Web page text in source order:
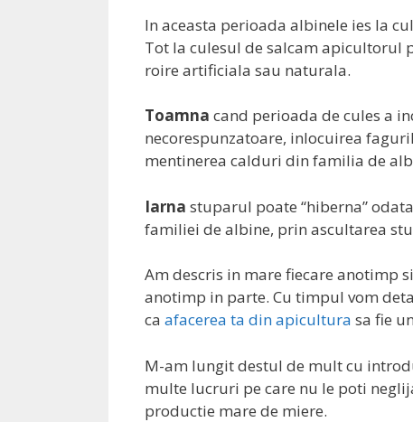
In aceasta perioada albinele ies la
Tot la culesul de salcam apicultorul
roire artificiala sau naturala.
Toamna cand perioada de cules a
necorespunzatoare, inlocuirea
mentinerea calduri din familia de
Iarna stuparul poate “hiberna”
familiei de albine, prin ascultarea
Am descris in mare fiecare anotimp
anotimp in parte. Cu timpul vom
ca afacerea ta din apicultura sa fie
M-am lungit destul de mult cu
multe lucruri pe care nu le poti
productie mare de miere.